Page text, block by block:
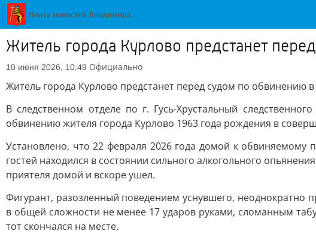
Житель города Курлово предстанет
10 июня 2026, 10:49 Официально
Житель города Курлово предстанет перед судом по обвинению в
В следственном отделе по г. Гусь-Хрустальный
обвинению жителя города Курлово 1963 года рождения в
Установлено, что 22 февраля 2026 года домой к
гостей находился в состоянии сильного алкогольного
приятеля домой и вскоре ушел.
Фигурант, разозленный поведением уснувшего, неоднократно
в общей сложности не менее 17 ударов руками, сломанным
тот скончался на месте.